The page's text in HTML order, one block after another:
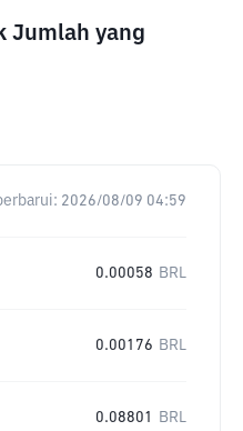
Jumlah yang
2026/08/09 04:59
0.00058 BRL
0.00176 BRL
0.08801 BRL